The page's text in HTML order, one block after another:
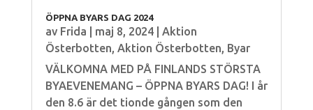
ÖPPNA BYARS DAG 2024
av Frida maj 8, 2024| Aktion
Österbotten, Aktion Österbotten, Byar
VÄLKOMNA MED PÅ FINLANDS STÖRSTA
BYAEVENEMANG – ÖPPNA BYARS DAG! I år
den 8.6 är det tionde gången som den